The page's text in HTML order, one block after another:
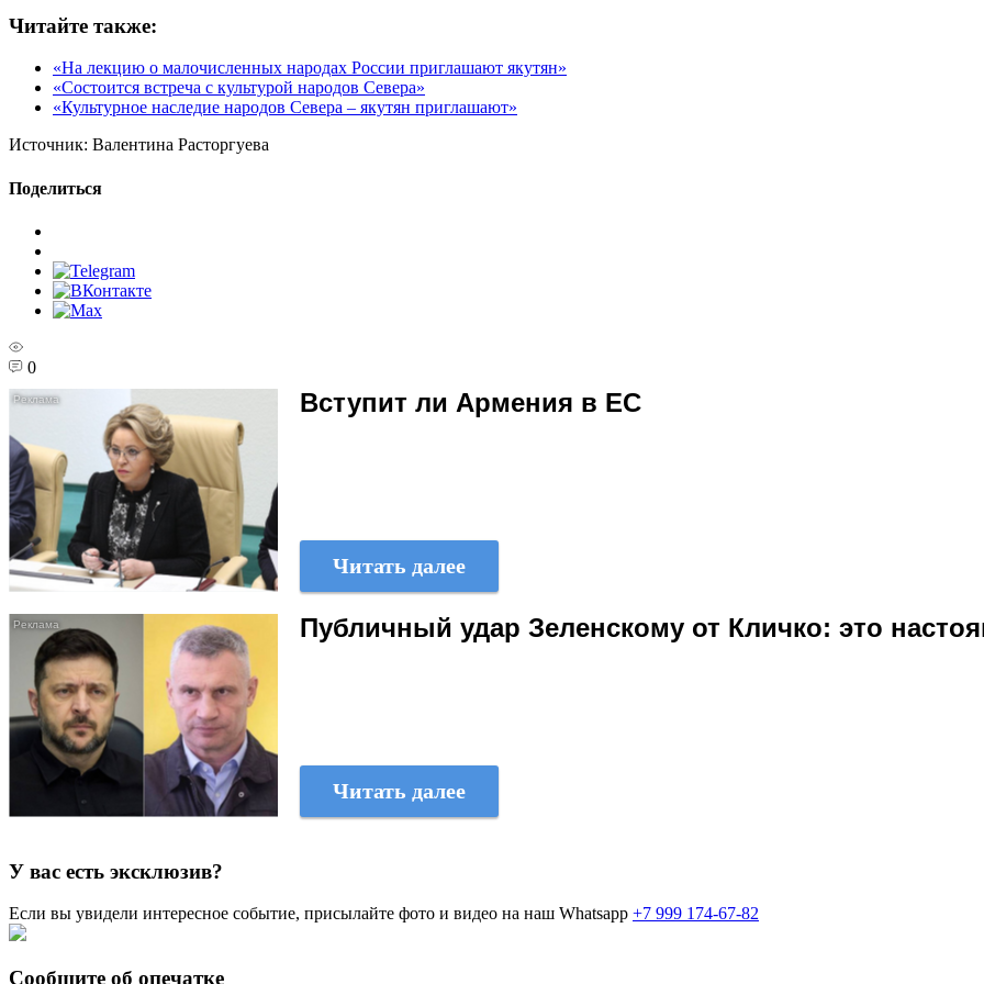
Читайте также:
«На лекцию о малочисленных народах России приглашают якутян»
«Состоится встреча с культурой народов Севера»
«Культурное наследие народов Севера – якутян приглашают»
Источник: Валентина Расторгуева
Поделиться
0
Вступит ли Армения в ЕС
Читать далее
Публичный удар Зеленскому от Кличко: это
Читать далее
У вас есть эксклюзив?
Если вы увидели интересное событие, присылайте фото и видео на наш Whatsapp +7 999 174-67-82
Сообщите об опечатке